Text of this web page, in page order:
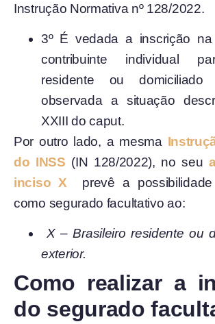
Instrução Normativa nº 128/2022.
3º É vedada a inscrição
contribuinte individual
residente ou domiciliado
observada a situação
XXIII do caput.
Por outro lado, a mesma
do INSS (IN 128/2022), no seu
inciso X
prevê a
como segurado facultativo ao:
X – Brasileiro residente ou
exterior.
Como realizar a
do segurado